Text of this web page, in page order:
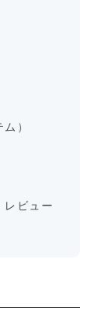
）
レビュー